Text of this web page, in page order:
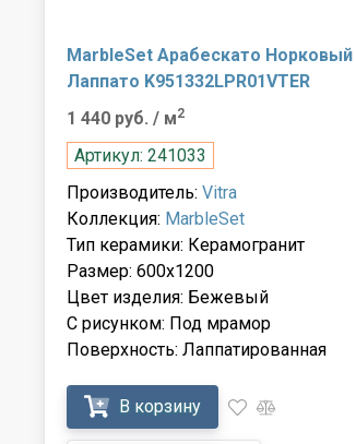
MarbleSet Арабескато Норковый
Лаппато K951332LPR01VTER
1 440 руб. / м2
Артикул: 241033
Производитель: Vitra
Коллекция: MarbleSet
Тип керамики: Керамогранит
Размер: 600x1200
Цвет изделия: Бежевый
С рисунком: Под мрамор
Поверхность: Лаппатированная
В корзину